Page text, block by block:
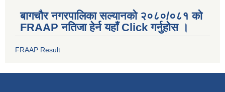
बागचौर नगरपालिका सल्यानको २०८०/०८१ को
FRAAP नतिजा हेर्न यहाँ Click गर्नुहोस ।
FRAAP Result